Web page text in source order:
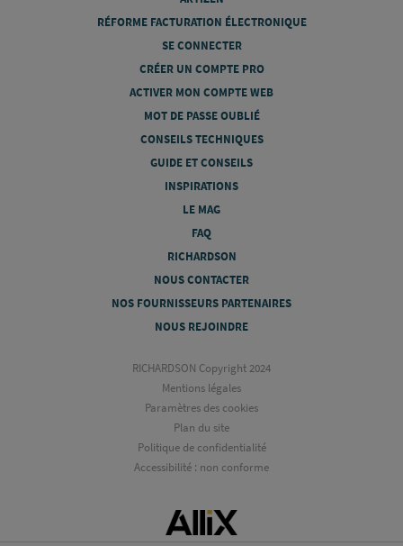
RÉFORME FACTURATION ÉLECTRONIQUE
SE CONNECTER
CRÉER UN COMPTE PRO
ACTIVER MON COMPTE WEB
MOT DE PASSE OUBLIÉ
CONSEILS TECHNIQUES
GUIDE ET CONSEILS
INSPIRATIONS
LE MAG
FAQ
RICHARDSON
NOUS CONTACTER
NOS FOURNISSEURS PARTENAIRES
NOUS REJOINDRE
RICHARDSON Copyright 2024
Mentions légales
Paramètres des cookies
Plan du site
Politique de confidentialité
Accessibilité : non conforme